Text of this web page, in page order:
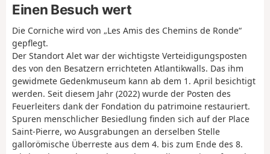
Einen Besuch wert
Die Corniche wird von „Les Amis des Chemins de Ronde“
gepflegt.
Der Standort Alet war der wichtigste Verteidigungsposten
des von den Besatzern errichteten Atlantikwalls. Das ihm
gewidmete Gedenkmuseum kann ab dem 1. April besichtigt
werden. Seit diesem Jahr (2022) wurde der Posten des
Feuerleiters dank der Fondation du patrimoine restauriert.
Spuren menschlicher Besiedlung finden sich auf der Place
Saint-Pierre, wo Ausgrabungen an derselben Stelle
gallorömische Überreste aus dem 4. bis zum Ende des 8.